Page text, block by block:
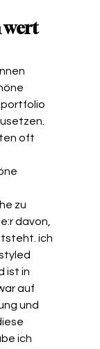
wert
portfolio
oft
zu
davon,
ich
ist in
auf
und
ich